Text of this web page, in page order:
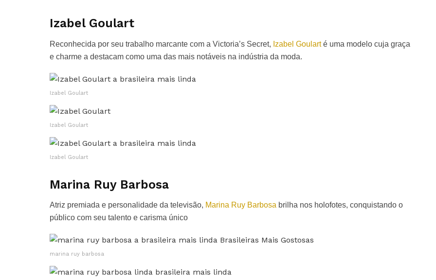
Izabel Goulart
Reconhecida por seu trabalho marcante com a Victoria’s Secret, Izabel Goularté uma modelo cuja graça
e charme a destacam como uma das mais notáveis na indústria da moda.
Izabel Goulart
Izabel Goulart
Izabel Goulart
Marina Ruy Barbosa
Atriz premiada e personalidade da televisão, Marina Ruy Barbosa brilha nos holofotes, conquistando o
público com seu talento e carisma único
marina ruy barbosa